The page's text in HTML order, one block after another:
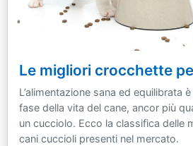
Le migliori crocchette
L’alimentazione sana ed equilibrata
fase della vita del cane, ancor più
un cucciolo. Ecco la classifica delle
cani cuccioli presenti nel mercato.